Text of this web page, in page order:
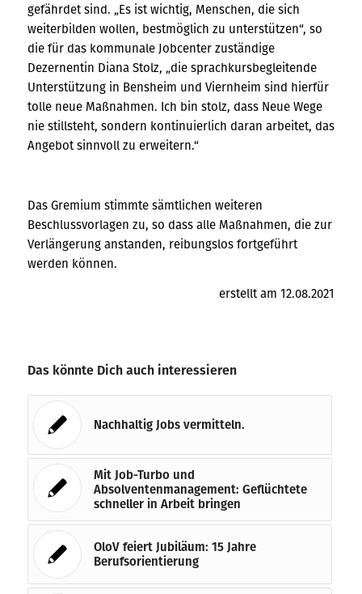
gefährdet sind. „Es ist wichtig, Menschen, die sich
weiterbilden wollen, bestmöglich zu unterstützen“, so
die für das kommunale Jobcenter zuständige
Dezernentin Diana Stolz, „die sprachkursbegleitende
Unterstützung in Bensheim und Viernheim sind hierfür
tolle neue Maßnahmen. Ich bin stolz, dass Neue Wege
nie stillsteht, sondern kontinuierlich daran arbeitet, das
Angebot sinnvoll zu erweitern.“
Das Gremium stimmte sämtlichen weiteren
Beschlussvorlagen zu, so dass alle Maßnahmen, die zur
Verlängerung anstanden, reibungslos fortgeführt
werden können.
erstellt am 12.08.2021
Das könnte Dich auch interessieren
Nachhaltig Jobs vermitteln.
Mit Job-Turbo und
Absolventenmanagement: Geflüchtete
schneller in Arbeit bringen
OloV feiert Jubiläum: 15 Jahre
Berufsorientierung